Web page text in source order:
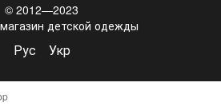
© 2012—2023
детской одежды
Рус Укр